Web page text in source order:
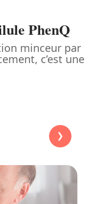
PhenQ
minceur par
c’est une